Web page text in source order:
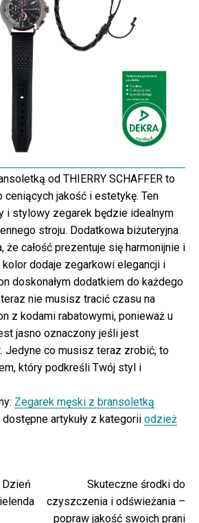
od THIERRY SCHAFFER to
jakość i estetykę. Ten
i stylowy zegarek będzie idealnym
stroju. Dodatkowa biżuteryjna
że całość prezentuje się harmonijnie i
kolor dodaje zegarkowi elegancji i
doskonałym dodatkiem do każdego
nie musisz tracić czasu na
z kodami rabatowymi, ponieważ u
jasno oznaczony jeśli jest
Jedyne co musisz teraz zrobić, to
który podkreśli Twój styl i
Zegarek męski z bransoletką
artykuły z kategorii odzież
Dzień
Skuteczne środki do
czyszczenia i odświeżania –
popraw jakość swoich prani